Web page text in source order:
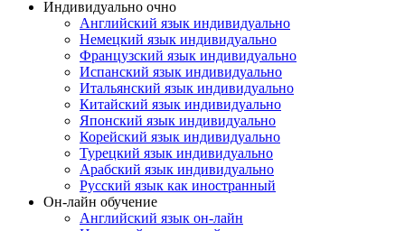
Индивидуально очно
Английский язык индивидуально
Немецкий язык индивидуально
Французский язык индивидуально
Испанский язык индивидуально
Итальянский язык индивидуально
Китайский язык индивидуально
Японский язык индивидуально
Корейский язык индивидуально
Турецкий язык индивидуально
Арабский язык индивидуально
Русский язык как иностранный
Он-лайн обучение
Английский язык он-лайн